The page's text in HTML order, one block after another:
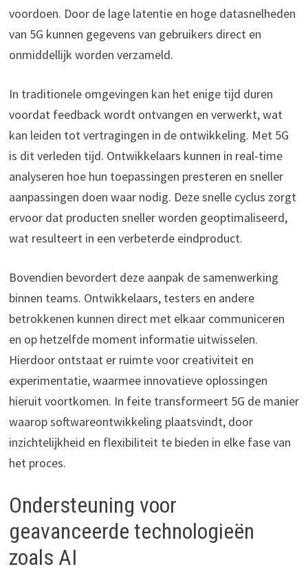
voordoen. Door de lage latentie en hoge datasnelheden
van 5G kunnen gegevens van gebruikers direct en
onmiddellijk worden verzameld.
In traditionele omgevingen kan het enige tijd duren
voordat feedback wordt ontvangen en verwerkt, wat
kan leiden tot vertragingen in de ontwikkeling. Met 5G
is dit verleden tijd. Ontwikkelaars kunnen in real-time
analyseren hoe hun toepassingen presteren en sneller
aanpassingen doen waar nodig. Deze snelle cyclus zorgt
ervoor dat producten sneller worden geoptimaliseerd,
wat resulteert in een verbeterde eindproduct.
Bovendien bevordert deze aanpak de samenwerking
binnen teams. Ontwikkelaars, testers en andere
betrokkenen kunnen direct met elkaar communiceren
en op hetzelfde moment informatie uitwisselen.
Hierdoor ontstaat er ruimte voor creativiteit en
experimentatie, waarmee innovatieve oplossingen
hieruit voortkomen. In feite transformeert 5G de manier
waarop softwareontwikkeling plaatsvindt, door
inzichtelijkheid en flexibiliteit te bieden in elke fase van
het proces.
Ondersteuning voor
geavanceerde technologieën
zoals AI